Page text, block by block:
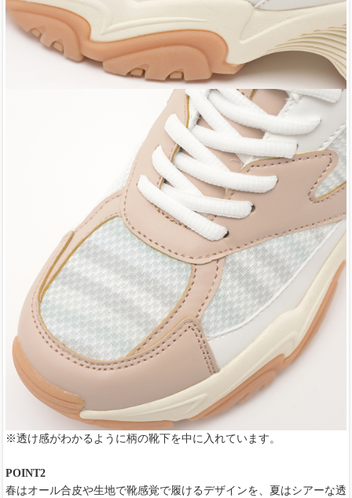
※透け感がわかるように柄の靴下を中に入れています。
POINT2
春はオール合皮や生地で靴感覚で履けるデザインを、夏はシアーな透